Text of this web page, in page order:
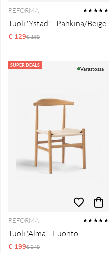
REFORMA ★★★★★
Tuoli 'Ystad' - Pähkinä/Beige
€ 129Normaali hinta
€ 169
SUPER DEALS
Varastossa
REFORMA ★★★★★
Tuoli 'Alma' - Luonto
€ 199Normaali hinta
€ 349